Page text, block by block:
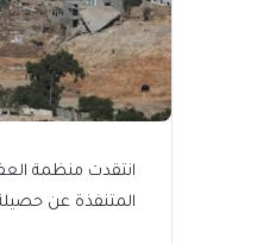
انتقدت منظمة
المتنفذة عن حصيلة